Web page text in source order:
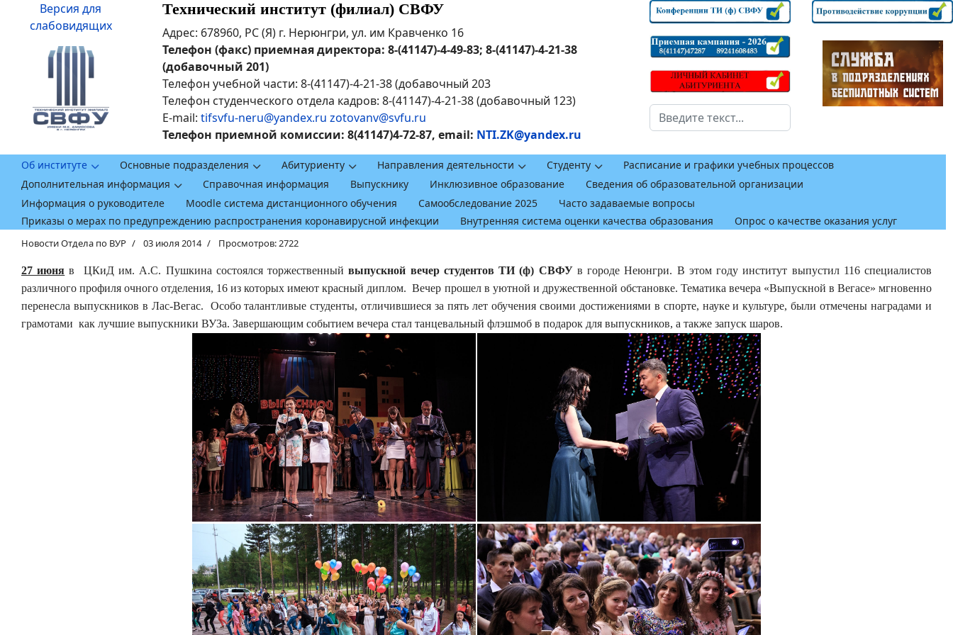
Версия для
слабовидящих
Технический институт (филиал) СВФУ
Адрес: 678960, РС (Я) г. Нерюнгри, ул. им Кравченко 16
Телефон (факс) приемная директора: 8-(41147)-4-49-83; 8-(41147)-4-21-38
(добавочный 201)
Телефон учебной части: 8-(41147)-4-21-38 (добавочный 203
Телефон студенческого отдела кадров: 8-(41147)-4-21-38 (добавочный 123)
E-mail: tifsvfu-neru@yandex.ru zotovanv@svfu.ru
Телефон приемной комиссии: 8(41147)4-72-87, email: NTI.ZK@yandex.ru
Поиск
Об институте Основные подразделения Абитуриенту Направления деятельности Студенту
Расписание и графики учебных процессов
Дополнительная информация
Справочная информация Выпускнику Инклюзивное образование
Сведения об образовательной организации
Информация о руководителе
Moodle система дистанционного обучения Самообследование 2025
Часто задаваемые вопросы
Приказы о мерах по предупреждению распространения коронавирусной инфекции
Внутренняя система оценки качества образования Опрос о качестве оказания услуг
Новости Отдела по ВУР 03 июля 2014 Просмотров: 2722
27 июня в ЦКиД им. А.С. Пушкина состоялся торжественныйвыпускной вечер студентов ТИ (ф) СВФУв городе Неюнгри. В этом году институт выпустил 116 специалистов
различного профиля очного отделения, 16 из которых имеют красный диплом. Вечер прошел в уютной и дружественной обстановке. Тематика вечера «Выпускной в Вегасе» мгновенно
перенесла выпускников в Лас-Вегас. Особо талантливые студенты, отличившиеся за пять лет обучения своими достижениями в спорте, науке и культуре, были отмечены наградами и
грамотами как лучшие выпускники ВУЗа. Завершающим событием вечера стал танцевальный флэшмоб в подарок для выпускников, а также запуск шаров.